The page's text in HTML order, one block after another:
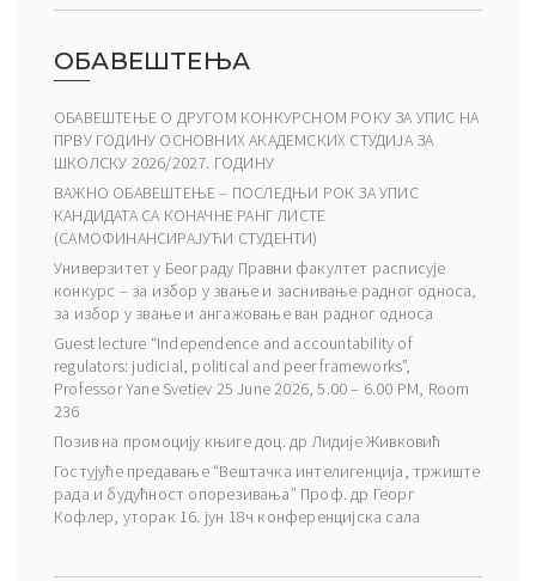
ОБАВЕШТЕЊА
ОБАВЕШТЕЊЕ О ДРУГОМ КОНКУРСНОМ РОКУ ЗА УПИС НА
ПРВУ ГОДИНУ ОСНОВНИХ АКАДЕМСКИХ СТУДИЈА ЗА
ШКОЛСКУ 2026/2027. ГОДИНУ
ВАЖНО ОБАВЕШТЕЊЕ – ПОСЛЕДЊИ РОК ЗА УПИС
КАНДИДАТА СА КОНАЧНЕ РАНГ ЛИСТЕ
(САМОФИНАНСИРАЈУЋИ СТУДЕНТИ)
Универзитет у Београду Правни факултет расписује
конкурс – за избор у звање и заснивање радног односа,
за избор у звање и ангажовање ван радног односа
Guest lecture “Independence and accountability of
regulators: judicial, political and peer frameworks”,
Professor Yane Svetiev 25 June 2026, 5.00 – 6.00 PM, Room
236
Позив на промоцију књиге доц. др Лидије Живковић
Гостујуће предавање “Вештачка интелигенција, тржиште
рада и будућност опорезивања” Проф. др Георг
Кофлер, уторак 16. јун 18ч конференцијска сала